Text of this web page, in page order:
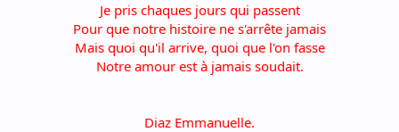
Je pris chaques jours qui passent
Pour que notre histoire ne s'arrête jamais
Mais quoi qu'il arrive, quoi que l'on fasse
Notre amour est à jamais soudait.
Diaz Emmanuelle.